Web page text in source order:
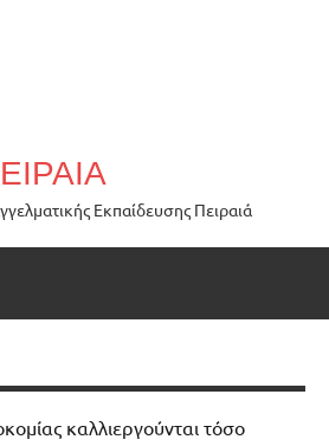
Εκπαίδευσης Πειραιά
καλλιεργούνται τόσο